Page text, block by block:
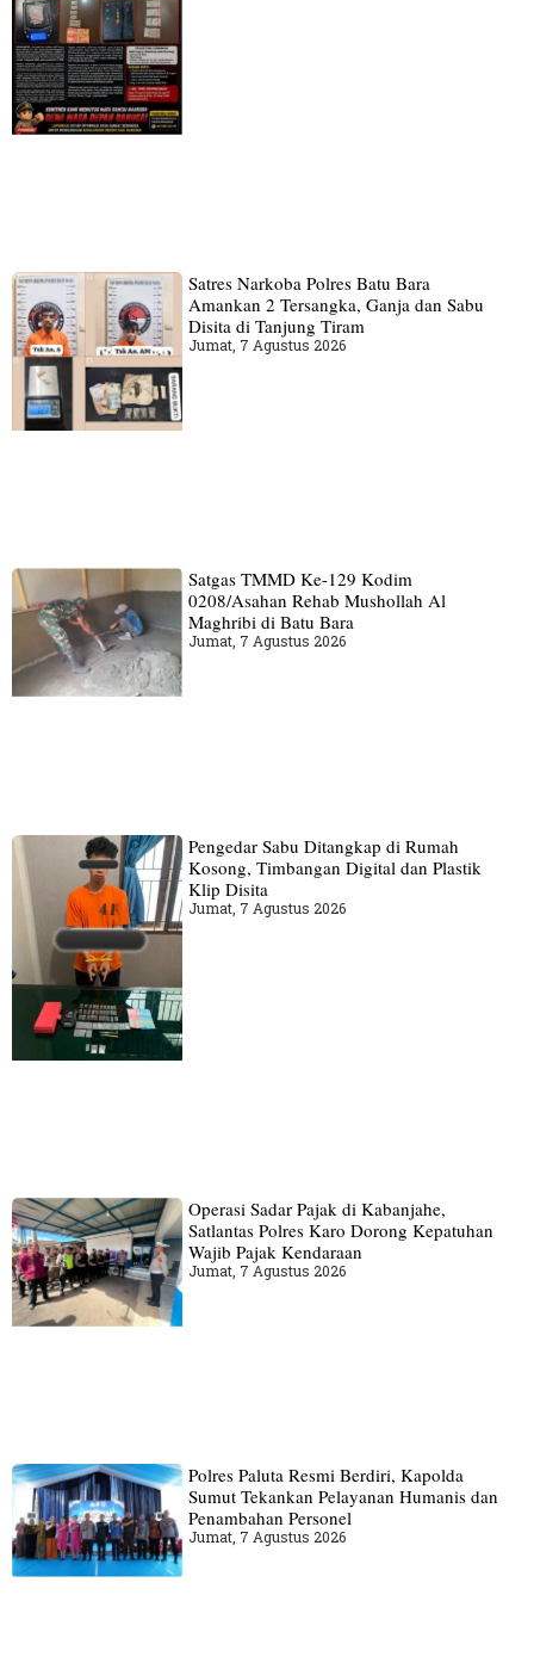
Satres Narkoba Polres Batu Bara
Amankan 2 Tersangka, Ganja dan Sabu
Disita di Tanjung Tiram
Jumat, 7 Agustus 2026
Satgas TMMD Ke-129 Kodim
0208/Asahan Rehab Mushollah Al
Maghribi di Batu Bara
Jumat, 7 Agustus 2026
Pengedar Sabu Ditangkap di Rumah
Kosong, Timbangan Digital dan Plastik
Klip Disita
Jumat, 7 Agustus 2026
Operasi Sadar Pajak di Kabanjahe,
Satlantas Polres Karo Dorong Kepatuhan
Wajib Pajak Kendaraan
Jumat, 7 Agustus 2026
Polres Paluta Resmi Berdiri, Kapolda
Sumut Tekankan Pelayanan Humanis dan
Penambahan Personel
Jumat, 7 Agustus 2026